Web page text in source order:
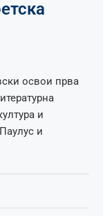
освои прва
и
и